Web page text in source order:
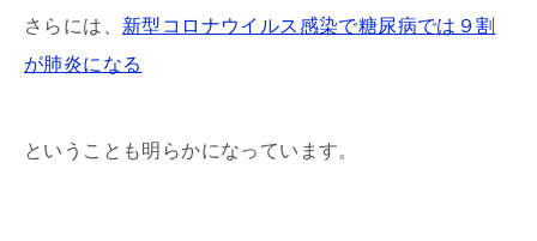
さらには、 新型コロナウイルス感染で糖尿病では９割
が肺炎になる
ということも明らかになっています。